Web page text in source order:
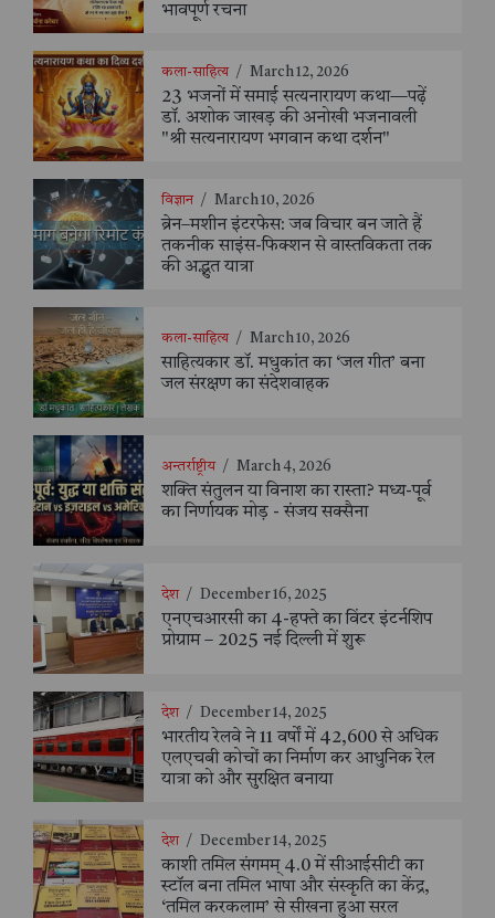
भावपूर्ण रचना
कला-साहित्य / March 12, 2026
23 भजनों में समाई सत्यनारायण कथा—पढ़ें
डॉ. अशोक जाखड़ की अनोखी भजनावली
"श्री सत्यनारायण भगवान कथा दर्शन"
विज्ञान / March 10, 2026
ब्रेन–मशीन इंटरफेस: जब विचार बन जाते हैं
तकनीक साइंस-फिक्शन से वास्तविकता तक
की अद्भुत यात्रा
कला-साहित्य / March 10, 2026
साहित्यकार डॉ. मधुकांत का ‘जल गीत’ बना
जल संरक्षण का संदेशवाहक
अन्तर्राष्ट्रीय / March 4, 2026
शक्ति संतुलन या विनाश का रास्ता? मध्य-पूर्व
का निर्णायक मोड़ - संजय सक्सैना
देश / December 16, 2025
एनएचआरसी का 4-हफ्ते का विंटर इंटर्नशिप
प्रोग्राम – 2025 नई दिल्ली में शुरू
देश / December 14, 2025
भारतीय रेलवे ने 11 वर्षों में 42,600 से अधिक
एलएचबी कोचों का निर्माण कर आधुनिक रेल
यात्रा को और सुरक्षित बनाया
देश / December 14, 2025
काशी तमिल संगमम् 4.0 में सीआईसीटी का
स्टॉल बना तमिल भाषा और संस्कृति का केंद्र,
‘तमिल करकलाम’ से सीखना हुआ सरल